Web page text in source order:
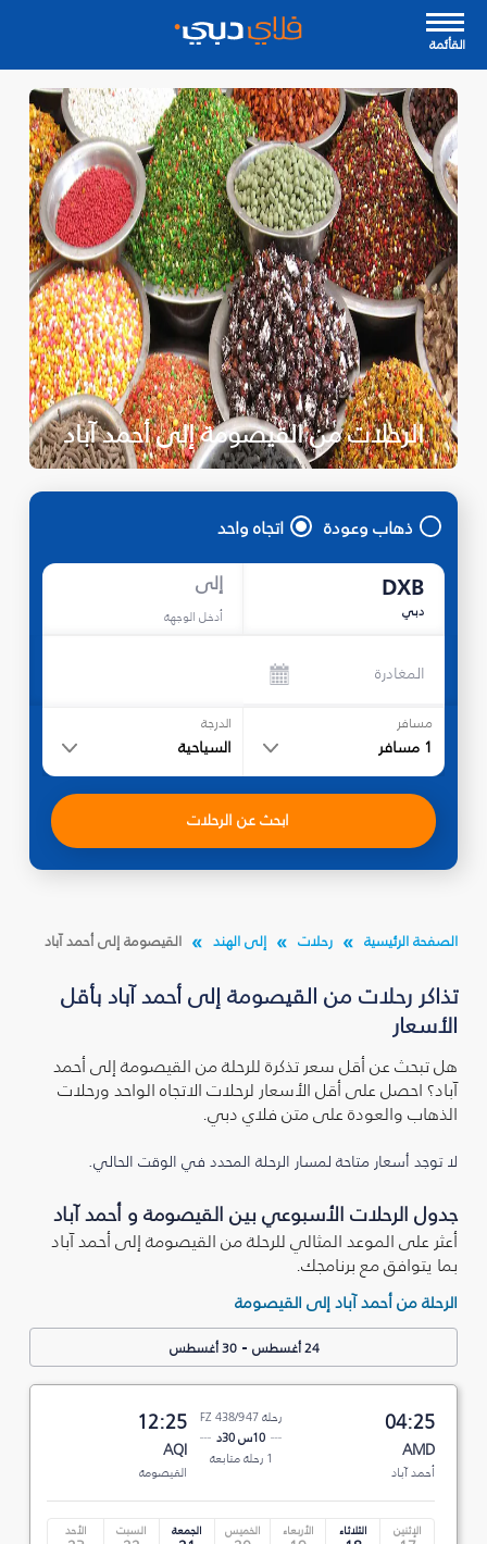
القأئمة
الرحلات من القيصومة إلى أحمد آباد
ذهاب وعودة اتجاه واحد
DXB
دبي
إلى
أدخل الوجهة
المغادرة
مسافر
1 مسافر
الدرجة
السياحية
ابحث عن الرحلات
الصفحة الرئيسية رحلات إلى الهند القيصومة إلى أحمد آباد
تذاكر رحلات من القيصومة إلى أحمد آباد بأقل
الأسعار
هل تبحث عن أقل سعر تذكرة للرحلة من القيصومة إلى أحمد
آباد؟ احصل على أقل الأسعار لرحلات الاتجاه الواحد ورحلات
الذهاب والعودة على متن فلاي دبي.
لا توجد أسعار متاحة لمسار الرحلة المحدد في الوقت الحالي.
جدول الرحلات الأسبوعي بين القيصومة و أحمد آباد
أعثر على الموعد المثالي للرحلة من القيصومة إلى أحمد آباد
بما يتوافق مع برنامجك.
الرحلة من أحمد آباد إلى القيصومة
24 أغسطس -30 أغسطس
04:25
AMD
أحمد آباد
رحلة FZ 438/947
10س 30د
1 رحلة متابعة
12:25
AQI
القيصومة
الإثنين الثلاثاء الأربعاء الخميس الجمعة السبت الأحد